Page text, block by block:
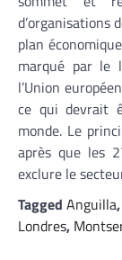
d’organisations
plan
marqué par le
l’Union
ce qui devrait
monde. Le
après que les
exclure le
Tagged Anguilla,
Londres,